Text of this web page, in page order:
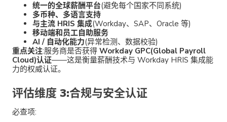
统一的全球薪酬平台(避免每个国家不同系统)
多币种、多语言支持
与主流 HRIS 集成(Workday、SAP、Oracle 等)
移动端和员工自助服务
AI / 自动化能力(异常检测、数据校验)
重点关注:服务商是否获得 Workday GPC(Global Payroll
Cloud)认证——这是衡量薪酬技术与 Workday HRIS 集成能
力的权威认证。
评估维度 3:合规与安全认证
必查项: